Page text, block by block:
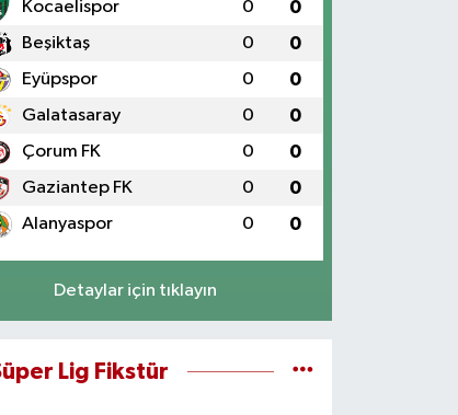
Kocaelispor 0 0
Beşiktaş 0 0
Eyüpspor 0 0
Galatasaray 0 0
Çorum FK 0 0
Gaziantep FK 0 0
Alanyaspor 0 0
Detaylar için tıklayın
Lig Fikstür